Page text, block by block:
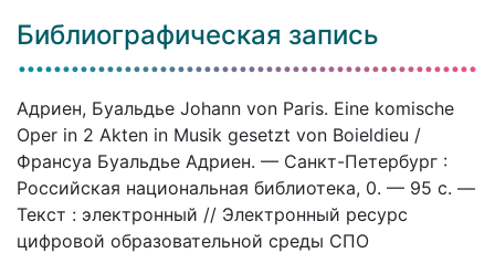
Библиографическая запись
Адриен, Буальдье Johann von Paris. Eine komische
Oper in 2 Akten in Musik gesetzt von Boieldieu /
Франсуа Буальдье Адриен. — Санкт-Петербург :
Российская национальная библиотека, 0. — 95 c. —
Текст : электронный // Электронный ресурс
цифровой образовательной среды СПО